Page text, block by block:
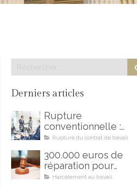
Derniers articles
Rupture
conventionnelle :
comment éviter les
Rupture du contrat de travail
300.000 euros de
réparation pour
harcèlement moral au
Harcèlement au travail